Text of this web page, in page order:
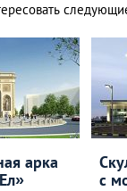
арка
с